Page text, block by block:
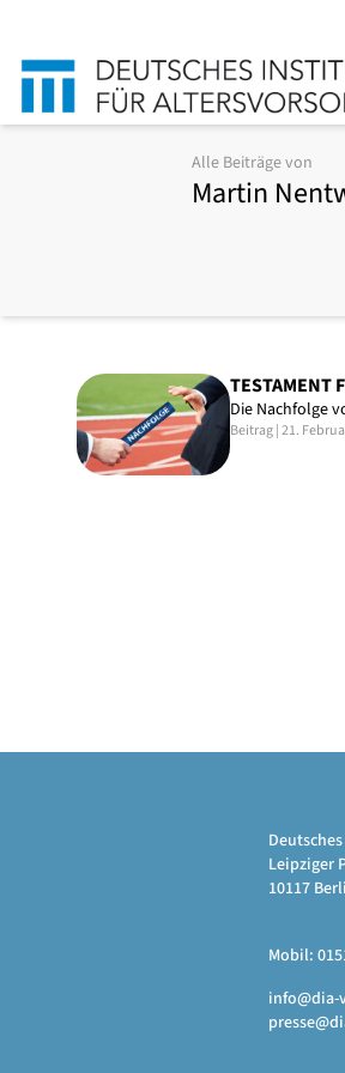
Alle Beiträge von
Martin
TESTAMENT
Die Nachfolge
Beitrag | 21.
Leipziger
10117
Mobil:
info@dia-